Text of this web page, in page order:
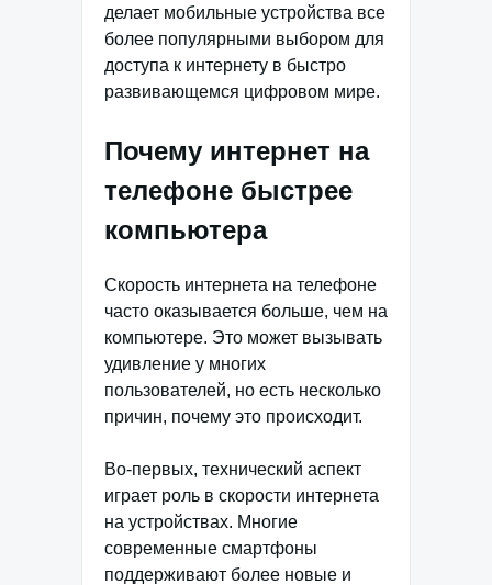
делает мобильные устройства все
более популярными выбором для
доступа к интернету в быстро
развивающемся цифровом мире.
Почему интернет на
телефоне быстрее
компьютера
Скорость интернета на телефоне
часто оказывается больше, чем на
компьютере. Это может вызывать
удивление у многих
пользователей, но есть несколько
причин, почему это происходит.
Во-первых, технический аспект
играет роль в скорости интернета
на устройствах. Многие
современные смартфоны
поддерживают более новые и